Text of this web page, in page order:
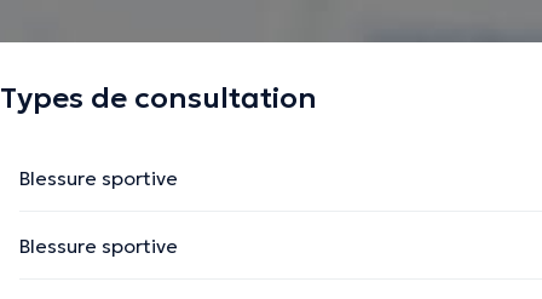
Types de consultation
Blessure sportive
Blessure sportive